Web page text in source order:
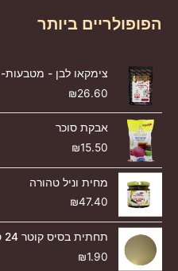
הפופולריים ביותר
צימקאו לבן - מטבעות- 1 ק"ג
₪26.60
אבקת סוכר
₪15.50
מחית וניל טהורה
₪47.40
תחתית בסיס קוטר 24 ס"מ
₪1.90